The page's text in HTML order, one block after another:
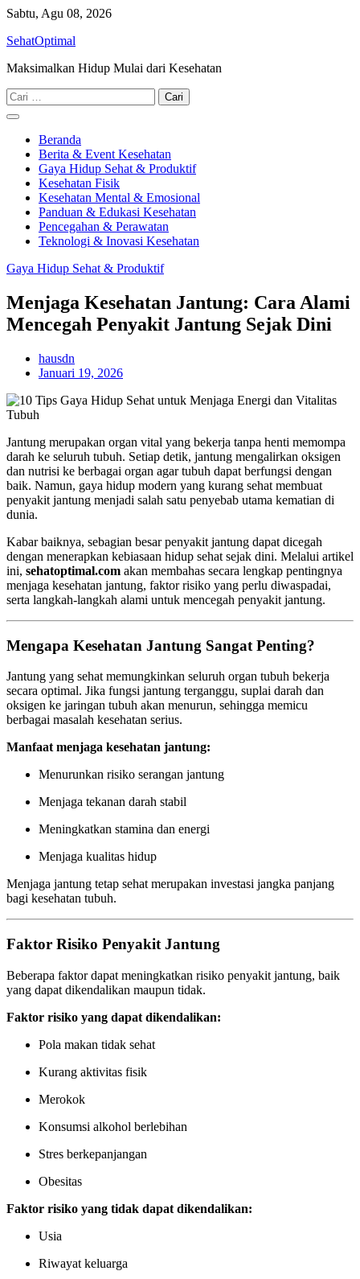
Skip
content
Sabtu, Agu 08, 2026
SehatOptimal
Maksimalkan Hidup Mulai dari Kesehatan
Cari
untuk:
Beranda
Berita & Event Kesehatan
Gaya Hidup Sehat & Produktif
Kesehatan Fisik
Kesehatan Mental & Emosional
Panduan & Edukasi Kesehatan
Pencegahan & Perawatan
Teknologi & Inovasi Kesehatan
Gaya Hidup Sehat & Produktif
Menjaga Kesehatan Jantung: Cara Alami
Mencegah Penyakit Jantung Sejak Dini
hausdn
Januari 19, 2026
Jantung merupakan organ vital yang bekerja tanpa henti memompa
darah ke seluruh tubuh. Setiap detik, jantung mengalirkan oksigen
dan nutrisi ke berbagai organ agar tubuh dapat berfungsi dengan
baik. Namun, gaya hidup modern yang kurang sehat membuat
penyakit jantung menjadi salah satu penyebab utama kematian di
dunia.
Kabar baiknya, sebagian besar penyakit jantung dapat dicegah
dengan menerapkan kebiasaan hidup sehat sejak dini. Melalui artikel
ini, sehatoptimal.com akan membahas secara lengkap pentingnya
menjaga kesehatan jantung, faktor risiko yang perlu diwaspadai,
serta langkah-langkah alami untuk mencegah penyakit jantung.
Mengapa Kesehatan Jantung Sangat Penting?
Jantung yang sehat memungkinkan seluruh organ tubuh bekerja
secara optimal. Jika fungsi jantung terganggu, suplai darah dan
oksigen ke jaringan tubuh akan menurun, sehingga memicu
berbagai masalah kesehatan serius.
Manfaat menjaga kesehatan jantung:
Menurunkan risiko serangan jantung
Menjaga tekanan darah stabil
Meningkatkan stamina dan energi
Menjaga kualitas hidup
Menjaga jantung tetap sehat merupakan investasi jangka panjang
bagi kesehatan tubuh.
Faktor Risiko Penyakit Jantung
Beberapa faktor dapat meningkatkan risiko penyakit jantung, baik
yang dapat dikendalikan maupun tidak.
Faktor risiko yang dapat dikendalikan:
Pola makan tidak sehat
Kurang aktivitas fisik
Merokok
Konsumsi alkohol berlebihan
Stres berkepanjangan
Obesitas
Faktor risiko yang tidak dapat dikendalikan:
Usia
Riwayat keluarga